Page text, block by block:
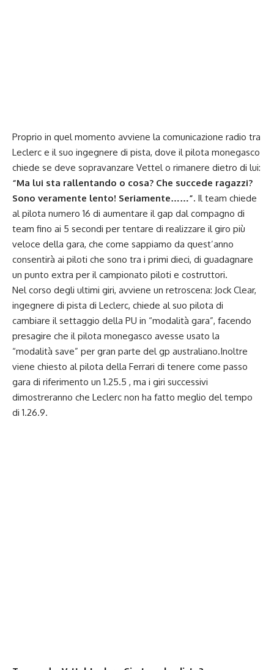
Proprio in quel momento avviene la comunicazione radio tra
Leclerc e il suo ingegnere di pista, dove il pilota monegasco
chiede se deve sopravanzare Vettel o rimanere dietro di lui:
“Ma lui sta rallentando o cosa? Che succede ragazzi?
Sono veramente lento! Seriamente……”. Il team chiede
al pilota numero 16 di aumentare il gap dal compagno di
team fino ai 5 secondi per tentare di realizzare il giro più
veloce della gara, che come sappiamo da quest’anno
consentirà ai piloti che sono tra i primi dieci, di guadagnare
un punto extra per il campionato piloti e costruttori.
Nel corso degli ultimi giri, avviene un retroscena: Jock Clear,
ingegnere di pista di Leclerc, chiede al suo pilota di
cambiare il settaggio della PU in “modalità gara”, facendo
presagire che il pilota monegasco avesse usato la
“modalità save” per gran parte del gp australiano.Inoltre
viene chiesto al pilota della Ferrari di tenere come passo
gara di riferimento un 1.25.5 , ma i giri successivi
dimostreranno che Leclerc non ha fatto meglio del tempo
di 1.26.9.